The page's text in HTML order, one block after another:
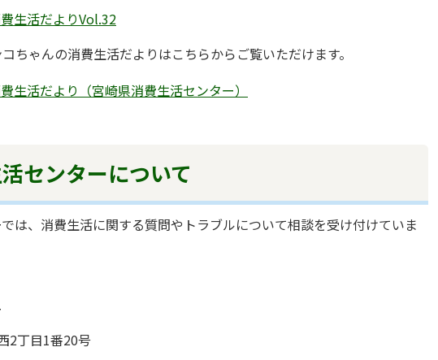
生活だよりVol.32
ちゃんの消費生活だよりはこちらからご覧いただけます。
生活だより（宮崎県消費生活センター）
センターについて
は、消費生活に関する質問やトラブルについて相談を受け付けていま
2丁目1番20号